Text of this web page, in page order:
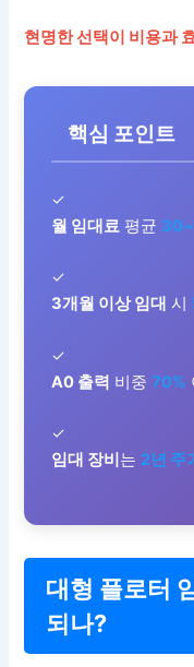
현명한 선택이 비용과
핵심 포인트
✓
월 임대료 평균
✓
3개월 이상 임대 시
✓
A0 출력 비중70%
✓
임대 장비는 2년 주
대형 플로터
되나?